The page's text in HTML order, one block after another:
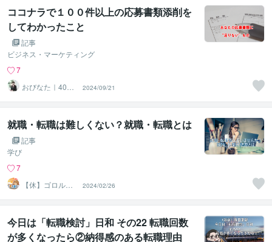
ココナラで１００件以上の応募書類添削を
してわかったこと
記事
ビジネス・マーケティング
7
おびなた｜40
代・50代の就活
サポーター
2024/09/21
就職・転職は難しくない？就職・転職とは
記事
学び
7
【休】ゴロル～
まったりライフ
クラフター～
2024/02/26
今日は「転職検討」日和 その22 転職回数
が多くなったら②納得感のある転職理由